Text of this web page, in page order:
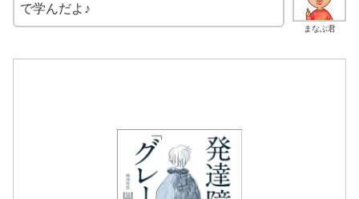
まなぶ君
で学んだよ♪